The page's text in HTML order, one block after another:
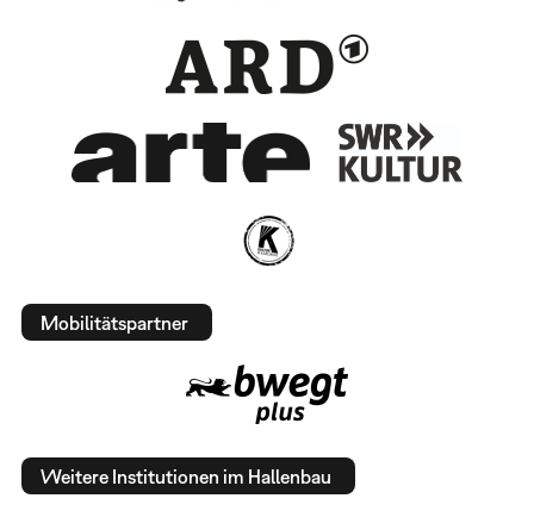
Mobilitätspartner
Weitere Institutionen im Hallenbau